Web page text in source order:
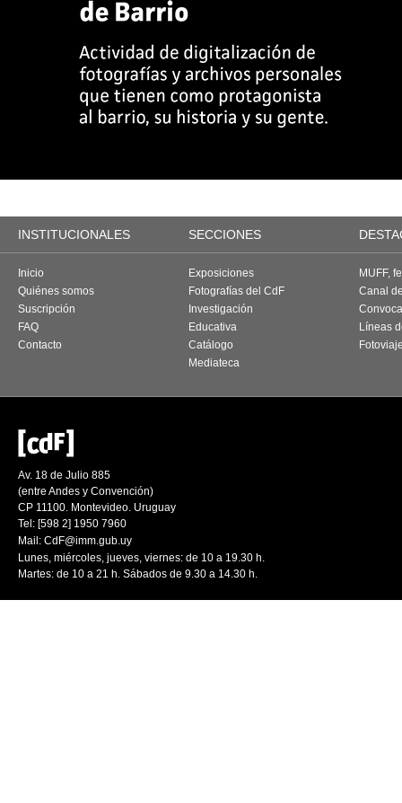
INSTITUCIONALES SECCIONES
Inicio
Quiénes somos
Suscripción
FAQ
Contacto
Exposiciones
Fotografías del CdF
Investigación
Educativa
Catálogo
Mediateca
MUFF,
Canal
Líneas
Av. 18 de Julio 885
(entre Andes y Convención)
CP 11100. Montevideo. Uruguay
Tel: [598 2] 1950 7960
Mail: CdF@imm.gub.uy
Lunes, miércoles, jueves, viernes: de 10 a 19.30 h.
Martes: de 10 a 21 h. Sábados de 9.30 a 14.30 h.